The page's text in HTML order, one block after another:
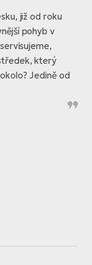
již od roku
pohyb v
který
Jedině od